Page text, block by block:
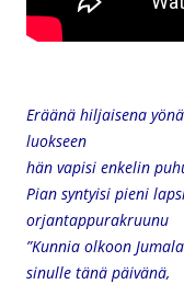
Eräänä hiljaisena
luokseen
hän vapisi enkelin
Pian syntyisi pieni
orjantappurakruunu
”Kunnia olkoon
sinulle tänä päivänä,